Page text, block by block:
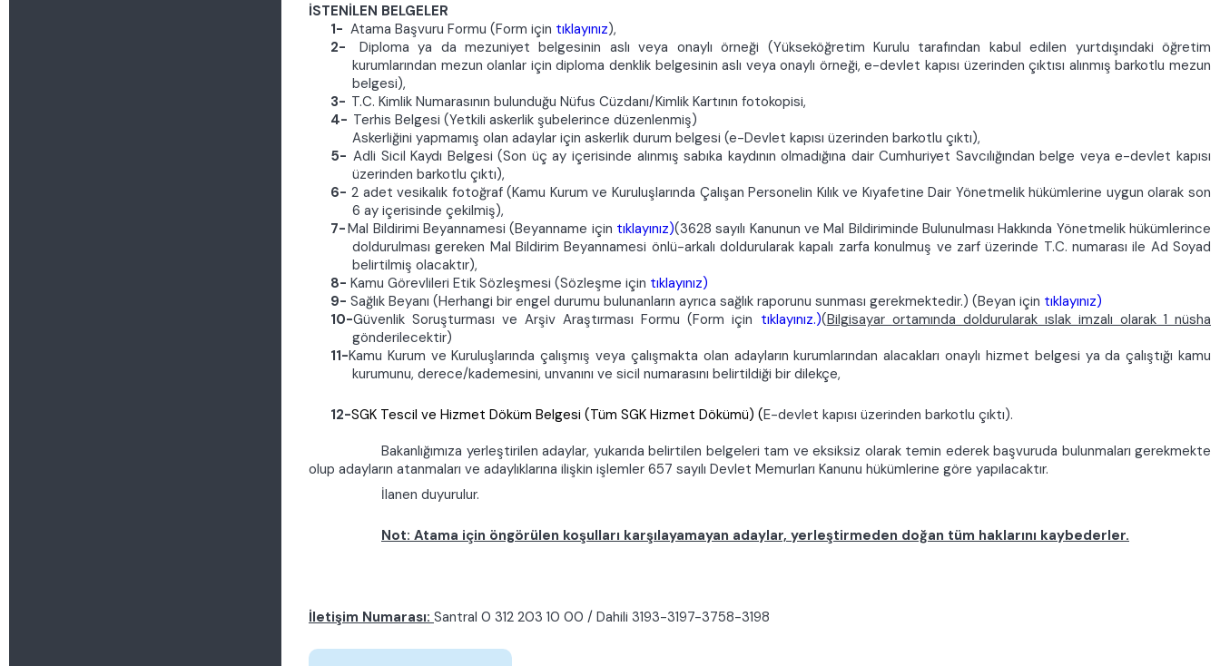
İSTENİLEN BELGELER
1- Atama Başvuru Formu (Form için tıklayınız),
2-
Diploma ya da mezuniyet belgesinin aslı veya onaylı örneği (Yükseköğretim Kurulu tarafından kabul edilen yurtdışındaki öğretim
kurumlarından mezun olanlar için diploma denklik belgesinin aslı veya onaylı örneği, e-devlet kapısı üzerinden çıktısı alınmış barkotlu mezun
belgesi),
3- T.C. Kimlik Numarasının bulunduğu Nüfus Cüzdanı/Kimlik Kartının fotokopisi,
4- Terhis Belgesi (Yetkili askerlik şubelerince düzenlenmiş)
Askerliğini yapmamış olan adaylar için askerlik durum belgesi (e-Devlet kapısı üzerinden barkotlu çıktı),
5- Adli Sicil Kaydı Belgesi (Son üç ay içerisinde alınmış sabıka kaydının olmadığına dair Cumhuriyet Savcılığından belge veya e-devlet kapısı
üzerinden barkotlu çıktı),
6- 2 adet vesikalık fotoğraf (Kamu Kurum ve Kuruluşlarında Çalışan Personelin Kılık ve Kıyafetine Dair Yönetmelik hükümlerine uygun olarak son
6 ay içerisinde çekilmiş),
7-Mal Bildirimi Beyannamesi (Beyanname için tıklayınız)(3628 sayılı Kanunun ve Mal Bildiriminde Bulunulması Hakkında Yönetmelik hükümlerince
doldurulması gereken Mal Bildirim Beyannamesi önlü-arkalı doldurularak kapalı zarfa konulmuş ve zarf üzerinde T.C. numarası ile Ad Soyad
belirtilmiş olacaktır),
8- Kamu Görevlileri Etik Sözleşmesi (Sözleşme için tıklayınız)
9- Sağlık Beyanı (Herhangi bir engel durumu bulunanların ayrıca sağlık raporunu sunması gerekmektedir.) (Beyan için tıklayınız)
10-Güvenlik Soruşturması ve Arşiv Araştırması Formu (Form için tıklayınız.)(Bilgisayar ortamında doldurularak ıslak imzalı olarak 1 nüsha
gönderilecektir)
11-Kamu Kurum ve Kuruluşlarında çalışmış veya çalışmakta olan adayların kurumlarından alacakları onaylı hizmet belgesi ya da çalıştığı kamu
kurumunu, derece/kademesini, unvanını ve sicil numarasını belirtildiği bir dilekçe,
12-SGK Tescil ve Hizmet Döküm Belgesi (Tüm SGK Hizmet Dökümü) (E-devlet kapısı üzerinden barkotlu çıktı).
Bakanlığımıza yerleştirilen adaylar, yukarıda belirtilen belgeleri tam ve eksiksiz olarak temin ederek başvuruda bulunmaları gerekmekte
olup adayların atanmaları ve adaylıklarına ilişkin işlemler 657 sayılı Devlet Memurları Kanunu hükümlerine göre yapılacaktır.
İlanen duyurulur.
Not: Atama için öngörülen koşulları karşılayamayan adaylar, yerleştirmeden doğan tüm haklarını kaybederler.
İletişim Numarası: Santral 0 312 203 10 00 / Dahili 3193-3197-3758-3198